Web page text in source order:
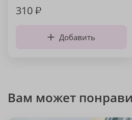
310₽
Добавить
Вам может